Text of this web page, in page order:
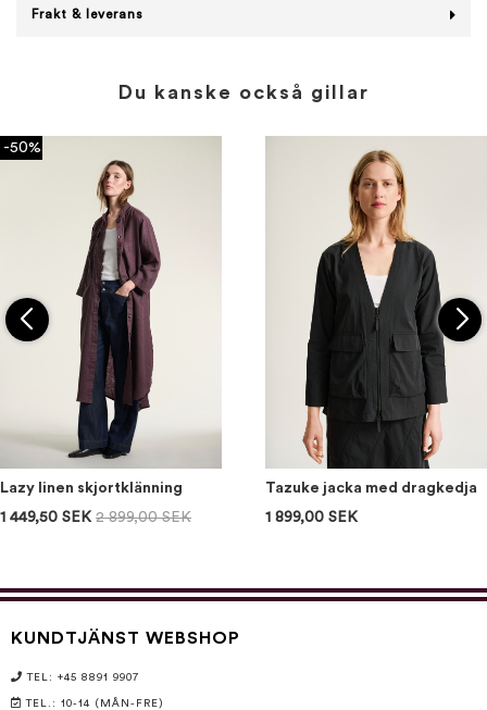
Frakt & leverans
Du kanske också gillar
-50%
Lazy linen skjortklänning
1 449,50 SEK 2 899,00 SEK
Tazuke jacka med dragkedja
1 899,00 SEK
KUNDTJÄNST WEBSHOP
TEL: +45 8891 9907
TEL.: 10-14 (MÅN-FRE)